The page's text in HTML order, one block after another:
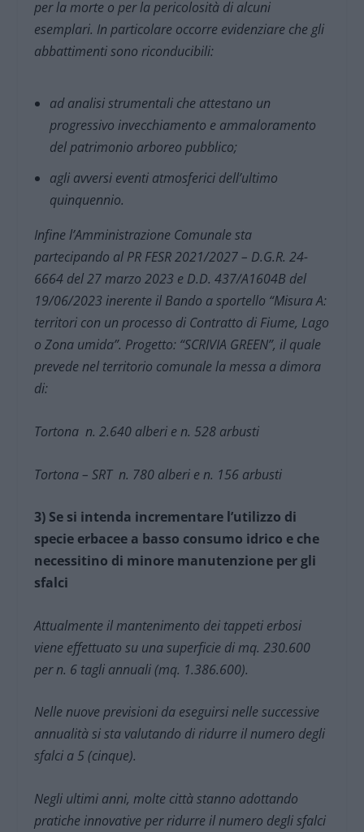
per la morte o per la pericolosità di alcuni
esemplari. In particolare occorre evidenziare che gli
abbattimenti sono riconducibili:
ad analisi strumentali che attestano un
progressivo invecchiamento e ammaloramento
del patrimonio arboreo pubblico;
agli avversi eventi atmosferici dell’ultimo
quinquennio.
Infine l’Amministrazione Comunale sta
partecipando al PR FESR 2021/2027 – D.G.R. 24-
6664 del 27 marzo 2023 e D.D. 437/A1604B del
19/06/2023 inerente il Bando a sportello “Misura A:
territori con un processo di Contratto di Fiume, Lago
o Zona umida”. Progetto: “SCRIVIA GREEN”, il quale
prevede nel territorio comunale la messa a dimora
di:
Tortona n. 2.640 alberi e n. 528 arbusti
Tortona – SRT n. 780 alberi e n. 156 arbusti
3) Se si intenda incrementare l’utilizzo di
specie erbacee a basso consumo idrico e che
necessitino di minore manutenzione per gli
sfalci
Attualmente il mantenimento dei tappeti erbosi
viene effettuato su una superficie di mq. 230.600
per n. 6 tagli annuali (mq. 1.386.600).
Nelle nuove previsioni da eseguirsi nelle successive
annualità si sta valutando di ridurre il numero degli
sfalci a 5 (cinque).
Negli ultimi anni, molte città stanno adottando
pratiche innovative per ridurre il numero degli sfalci